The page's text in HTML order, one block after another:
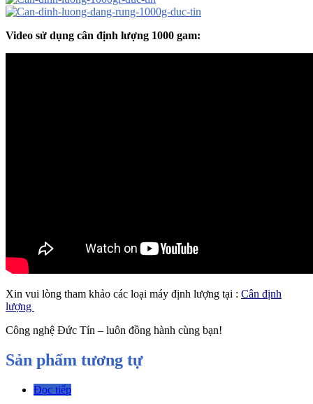
Video sử dụng cân định lượng 1000 gam:
Xin vui lòng tham khảo các loại máy định lượng tại : Cân định
lượng
Công nghệ Đức Tín – luôn đồng hành cùng bạn!
Sản phẩm tương tự
Đọc tiếp